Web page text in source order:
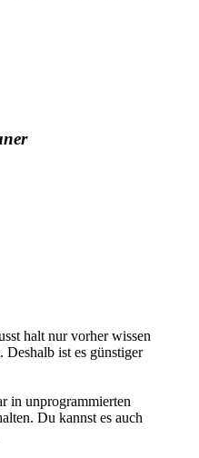
halt nur vorher wissen
ist es günstiger
in unprogrammierten
Du kannst es auch